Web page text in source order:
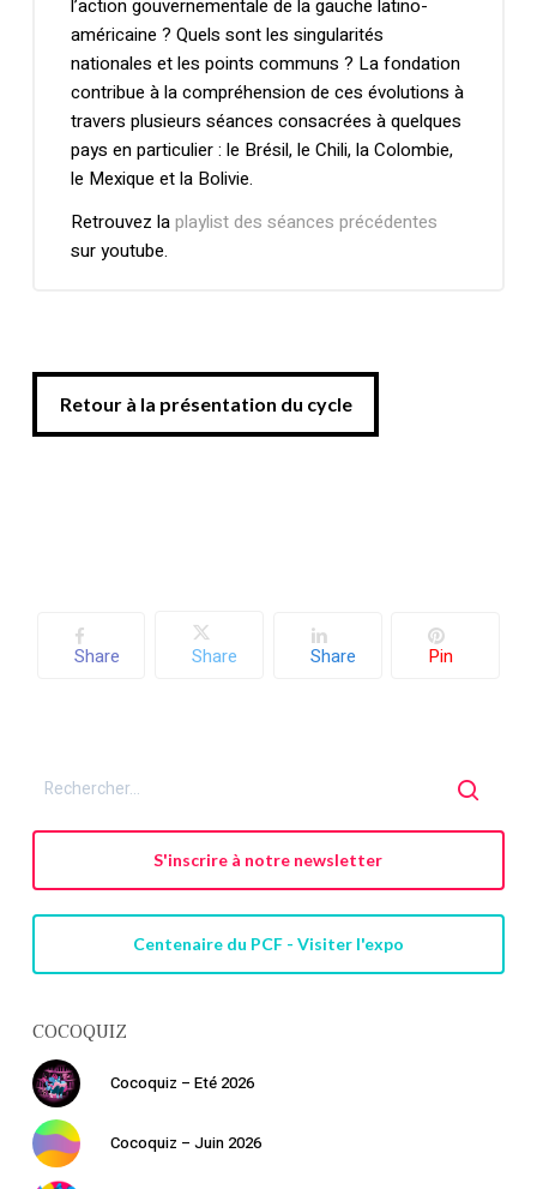
Votre panier est vide.
Retourner à la
librairie
l’action gouvernementale de la gauche latino-
américaine ? Quels sont les singularités
nationales et les points communs ? La fondation
contribue à la compréhension de ces évolutions à
travers plusieurs séances consacrées à quelques
pays en particulier : le Brésil, le Chili, la Colombie,
le Mexique et la Bolivie.
Retrouvez laplaylist des séances précédentes
sur youtube.
Retour à la présentation du cycle
Retour à la présentation du cycle
Share Share Share Pin
S'inscrire à notre newsletter
Centenaire du PCF - Visiter l'expo
COCOQUIZ
Cocoquiz – Eté 2026
Cocoquiz – Juin 2026